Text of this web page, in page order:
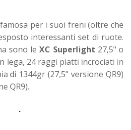
per i suoi freni (oltre che
interessanti set di ruote.
sono leXC Superlight 27,5" o
lega, 24 raggi piatti incrociati in
di 1344gr (27,5" versione QR9)
QR9).